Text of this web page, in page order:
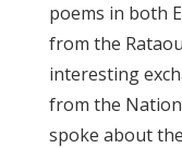
poems in both
from the
interesting
from the
spoke about